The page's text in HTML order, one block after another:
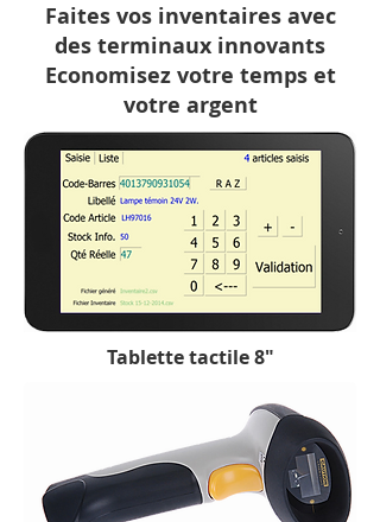
Faites vos inventaires avec
des terminaux innovants
Economisez votre temps et
votre argent
Tablette tactile 8"